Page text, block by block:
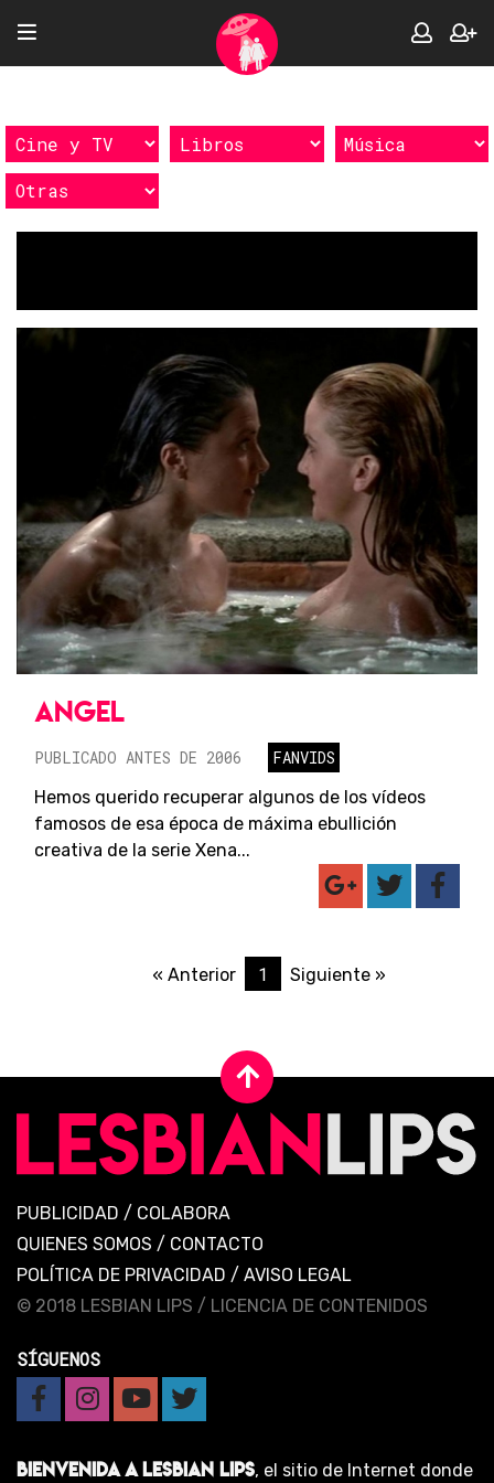
ANGEL
PUBLICADO ANTES DE 2006
FANVIDS
Hemos querido recuperar algunos de los vídeos
famosos de esa época de máxima ebullición
creativa de la serie Xena...
« Anterior 1 Siguiente »
PUBLICIDAD / COLABORA
QUIENES SOMOS / CONTACTO
POLÍTICA DE PRIVACIDAD / AVISO LEGAL
© 2018 LESBIAN LIPS / LICENCIA DE CONTENIDOS
SÍGUENOS
BIENVENIDA A LESBIAN LIPS, el sitio de Internet donde